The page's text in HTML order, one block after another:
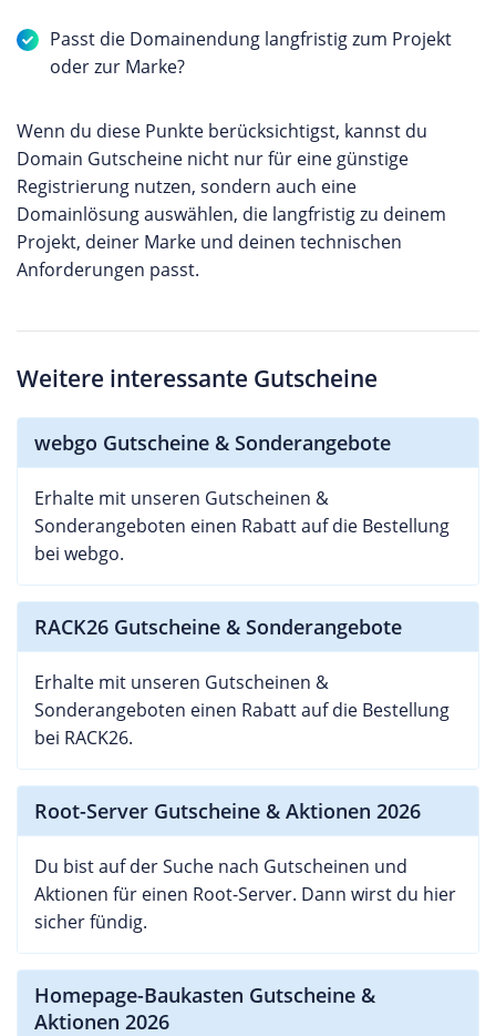
Passt die Domainendung langfristig zum Projekt
oder zur Marke?
Wenn du diese Punkte berücksichtigst, kannst du
Domain Gutscheine nicht nur für eine günstige
Registrierung nutzen, sondern auch eine
Domainlösung auswählen, die langfristig zu deinem
Projekt, deiner Marke und deinen technischen
Anforderungen passt.
Weitere interessante Gutscheine
webgo Gutscheine & Sonderangebote
Erhalte mit unseren Gutscheinen &
Sonderangeboten einen Rabatt auf die Bestellung
bei webgo.
RACK26 Gutscheine & Sonderangebote
Erhalte mit unseren Gutscheinen &
Sonderangeboten einen Rabatt auf die Bestellung
bei RACK26.
Root-Server Gutscheine & Aktionen 2026
Du bist auf der Suche nach Gutscheinen und
Aktionen für einen Root-Server. Dann wirst du hier
sicher fündig.
Homepage-Baukasten Gutscheine &
Aktionen 2026